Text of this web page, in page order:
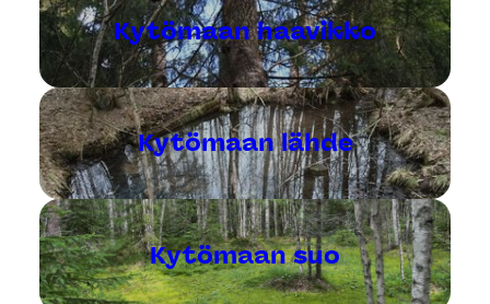
Kytömaan haavikko
Kytömaan lähde
Kytömaan suo